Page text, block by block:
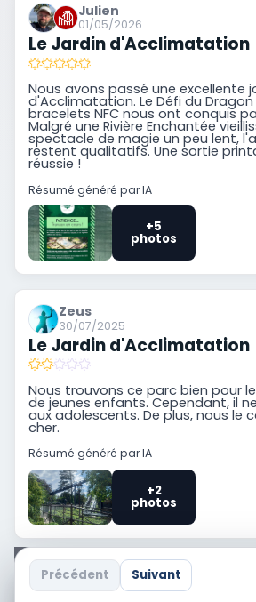
Julien
01/05/2026
Le Jardin d'Acclimatation
Nous avons passé une excellente
d'Acclimatation. Le Défi du
bracelets NFC nous ont conquis
Malgré une Rivière Enchantée
spectacle de magie un peu lent,
restent qualitatifs. Une sortie
réussie !
Résumé généré par IA
+5
photos
Zeus
30/07/2025
Le Jardin d'Acclimatation
Nous trouvons ce parc bien pour
de jeunes enfants. Cependant, il
aux adolescents. De plus, nous le
cher.
Résumé généré par IA
+2
photos
Précédent Suivant